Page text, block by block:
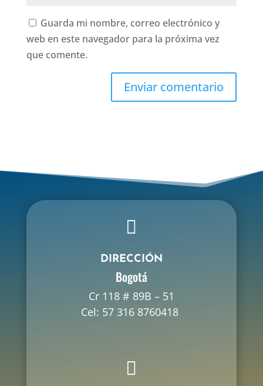
Guarda mi nombre, correo electrónico y
web en este navegador para la próxima vez
que comente.

DIRECCIÓN
Bogotá
Cr 118 # 89B – 51
Cel: 57 316 8760418
